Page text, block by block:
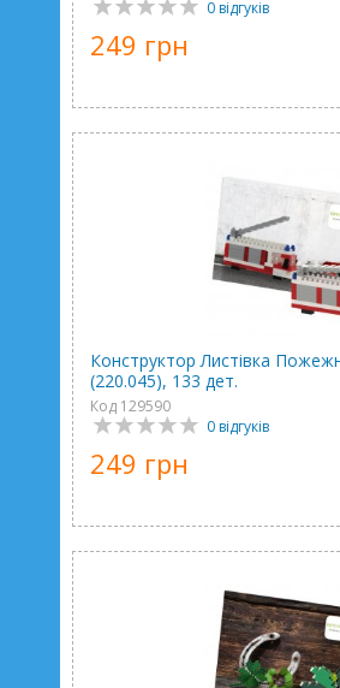
0 відгуків
249 грн
Конструктор Листівка
(220.045), 133 дет.
Код 129590
0 відгуків
249 грн